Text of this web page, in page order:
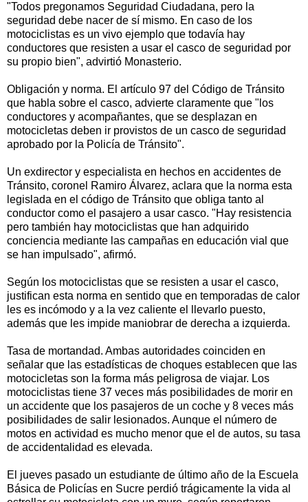
"Todos pregonamos Seguridad Ciudadana, pero la
seguridad debe nacer de sí mismo. En caso de los
motociclistas es un vivo ejemplo que todavía hay
conductores que resisten a usar el casco de seguridad por
su propio bien", advirtió Monasterio.
Obligación y norma. El artículo 97 del Código de Tránsito
que habla sobre el casco, advierte claramente que "los
conductores y acompañantes, que se desplazan en
motocicletas deben ir provistos de un casco de seguridad
aprobado por la Policía de Tránsito".
Un exdirector y especialista en hechos en accidentes de
Tránsito, coronel Ramiro Álvarez, aclara que la norma esta
legislada en el código de Tránsito que obliga tanto al
conductor como el pasajero a usar casco. "Hay resistencia
pero también hay motociclistas que han adquirido
conciencia mediante las campañas en educación vial que
se han impulsado", afirmó.
Según los motociclistas que se resisten a usar el casco,
justifican esta norma en sentido que en temporadas de calor
les es incómodo y a la vez caliente el llevarlo puesto,
además que les impide maniobrar de derecha a izquierda.
Tasa de mortandad. Ambas autoridades coinciden en
señalar que las estadísticas de choques establecen que las
motocicletas son la forma más peligrosa de viajar. Los
motociclistas tiene 37 veces más posibilidades de morir en
un accidente que los pasajeros de un coche y 8 veces más
posibilidades de salir lesionados. Aunque el número de
motos en actividad es mucho menor que el de autos, su tasa
de accidentalidad es elevada.
El jueves pasado un estudiante de último año de la Escuela
Básica de Policías en Sucre perdió trágicamente la vida al